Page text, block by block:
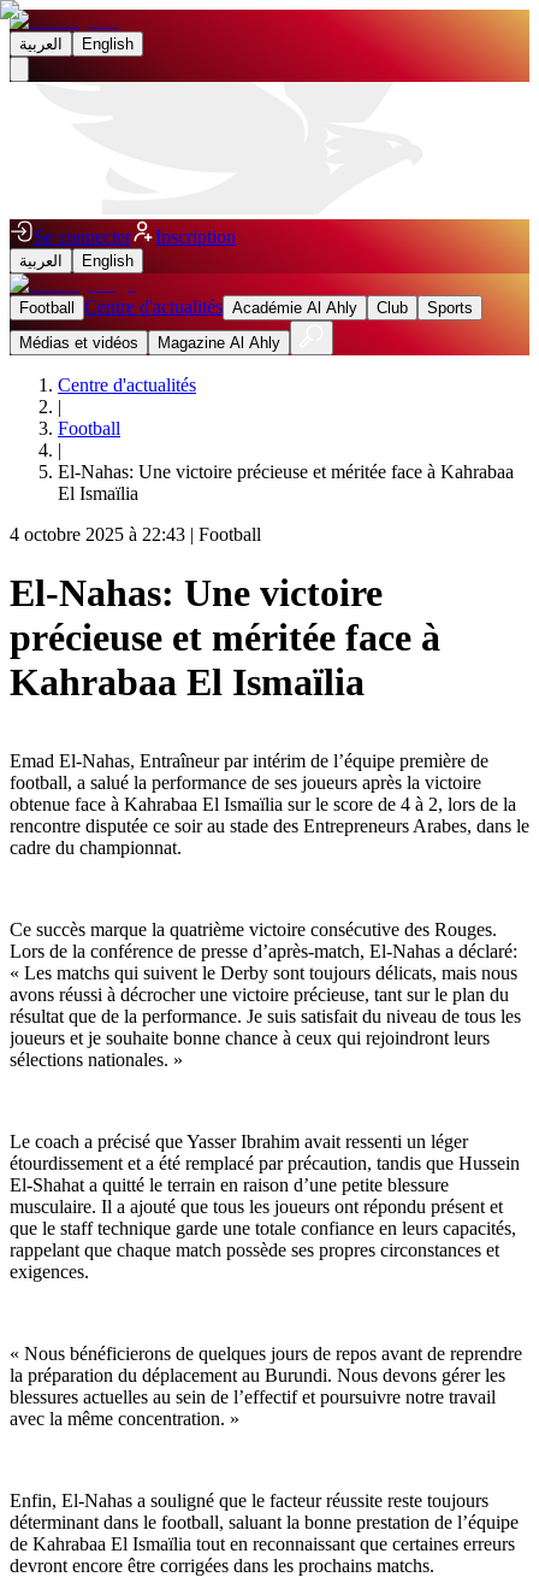
العربية English
Se connecter Inscription
العربية English
Football Centre d'actualités Académie Al Ahly Club
Sports
Médias et vidéos
Magazine Al Ahly
Centre d'actualités
|
Football
|
El-Nahas: Une victoire précieuse et méritée face à Kahrabaa
El Ismaïlia
4 octobre 2025 à 22:43 | Football
El-Nahas: Une victoire
précieuse et méritée face à
Kahrabaa El Ismaïlia
Emad El-Nahas, Entraîneur par intérim de l’équipe première de
football, a salué la performance de ses joueurs après la victoire
obtenue face à Kahrabaa El Ismaïlia sur le score de 4 à 2, lors de la
rencontre disputée ce soir au stade des Entrepreneurs Arabes, dans le
cadre du championnat.
Ce succès marque la quatrième victoire consécutive des Rouges.
Lors de la conférence de presse d’après-match, El-Nahas a déclaré:
« Les matchs qui suivent le Derby sont toujours délicats, mais nous
avons réussi à décrocher une victoire précieuse, tant sur le plan du
résultat que de la performance. Je suis satisfait du niveau de tous les
joueurs et je souhaite bonne chance à ceux qui rejoindront leurs
sélections nationales. »
Le coach a précisé que Yasser Ibrahim avait ressenti un léger
étourdissement et a été remplacé par précaution, tandis que Hussein
El-Shahat a quitté le terrain en raison d’une petite blessure
musculaire. Il a ajouté que tous les joueurs ont répondu présent et
que le staff technique garde une totale confiance en leurs capacités,
rappelant que chaque match possède ses propres circonstances et
exigences.
« Nous bénéficierons de quelques jours de repos avant de reprendre
la préparation du déplacement au Burundi. Nous devons gérer les
blessures actuelles au sein de l’effectif et poursuivre notre travail
avec la même concentration. »
Enfin, El-Nahas a souligné que le facteur réussite reste toujours
déterminant dans le football, saluant la bonne prestation de l’équipe
de Kahrabaa El Ismaïlia tout en reconnaissant que certaines erreurs
devront encore être corrigées dans les prochains matchs.